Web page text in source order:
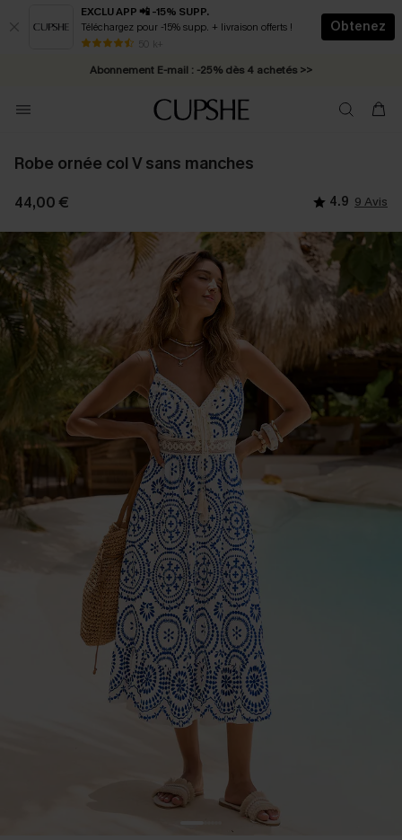
EXCLU APP 📲 -15% SUPP.
Téléchargez pour -15% supp. + livraison offerts !
50 k+
Obtenez
* Livraison éclair 2-3 jours ouvrés >>
Abonnement E-mail : -25% dès 4 achetés >>
Robe ornée col V sans manches
44,00 € 4.9 9 Avis